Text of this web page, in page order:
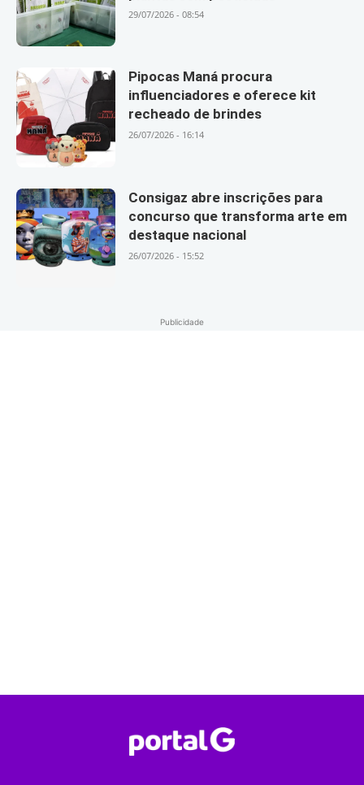
29/07/2026 - 08:54
Pipocas Maná procura
influenciadores e oferece kit
recheado de brindes
26/07/2026 - 16:14
Consigaz abre inscrições para
concurso que transforma arte em
destaque nacional
26/07/2026 - 15:52
Publicidade